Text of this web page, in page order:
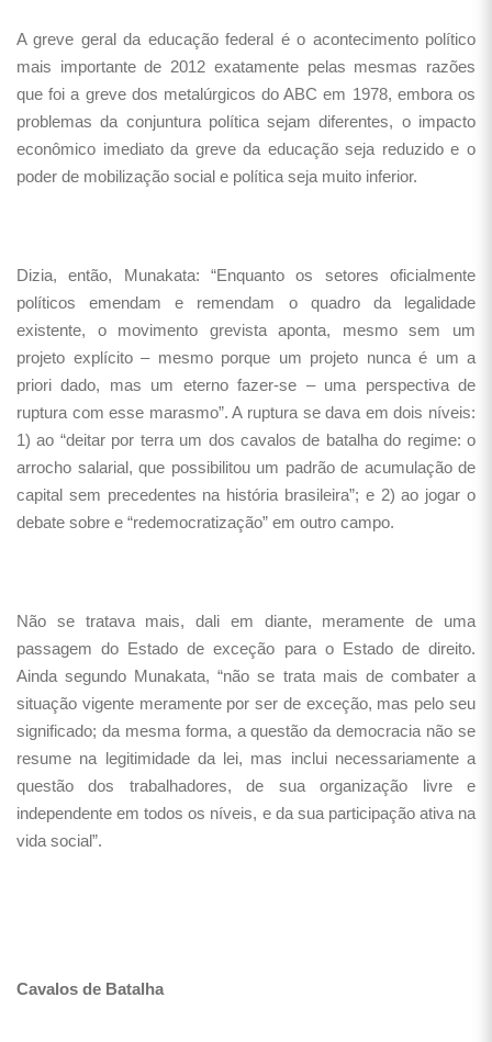
A greve geral da educação federal é o acontecimento político
mais importante de 2012 exatamente pelas mesmas razões
que foi a greve dos metalúrgicos do ABC em 1978, embora os
problemas da conjuntura política sejam diferentes, o impacto
econômico imediato da greve da educação seja reduzido e o
poder de mobilização social e política seja muito inferior.
Dizia, então, Munakata: “Enquanto os setores oficialmente
políticos emendam e remendam o quadro da legalidade
existente, o movimento grevista aponta, mesmo sem um
projeto explícito – mesmo porque um projeto nunca é um a
priori dado, mas um eterno fazer-se – uma perspectiva de
ruptura com esse marasmo”. A ruptura se dava em dois níveis:
1) ao “deitar por terra um dos cavalos de batalha do regime: o
arrocho salarial, que possibilitou um padrão de acumulação de
capital sem precedentes na história brasileira”; e 2) ao jogar o
debate sobre e “redemocratização” em outro campo.
Não se tratava mais, dali em diante, meramente de uma
passagem do Estado de exceção para o Estado de direito.
Ainda segundo Munakata, “não se trata mais de combater a
situação vigente meramente por ser de exceção, mas pelo seu
significado; da mesma forma, a questão da democracia não se
resume na legitimidade da lei, mas inclui necessariamente a
questão dos trabalhadores, de sua organização livre e
independente em todos os níveis, e da sua participação ativa na
vida social”.
Cavalos de Batalha